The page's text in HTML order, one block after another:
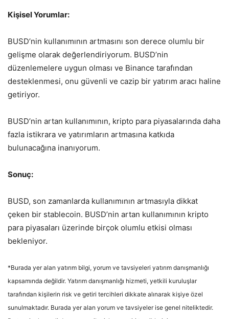
Kişisel Yorumlar:
BUSD’nin kullanımının artmasını son derece olumlu bir
gelişme olarak değerlendiriyorum. BUSD’nin
düzenlemelere uygun olması ve Binance tarafından
desteklenmesi, onu güvenli ve cazip bir yatırım aracı haline
getiriyor.
BUSD’nin artan kullanımının, kripto para piyasalarında daha
fazla istikrara ve yatırımların artmasına katkıda
bulunacağına inanıyorum.
Sonuç:
BUSD, son zamanlarda kullanımının artmasıyla dikkat
çeken bir stablecoin. BUSD’nin artan kullanımının kripto
para piyasaları üzerinde birçok olumlu etkisi olması
bekleniyor.
*Burada yer alan yatırım bilgi, yorum ve tavsiyeleri yatırım danışmanlığı
kapsamında değildir. Yatırım danışmanlığı hizmeti, yetkili kuruluşlar
tarafından kişilerin risk ve getiri tercihleri dikkate alınarak kişiye özel
sunulmaktadır. Burada yer alan yorum ve tavsiyeler ise genel niteliktedir.